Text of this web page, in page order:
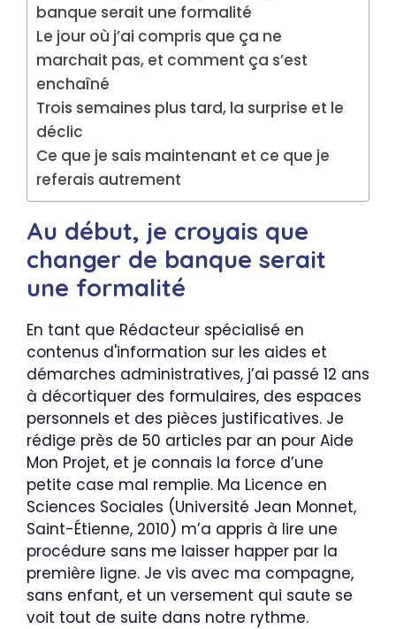
banque serait une formalité
Le jour où j’ai compris que ça ne
marchait pas, et comment ça s’est
enchaîné
Trois semaines plus tard, la surprise et le
déclic
Ce que je sais maintenant et ce que je
referais autrement
Au début, je croyais que
changer de banque serait
une formalité
En tant que Rédacteur spécialisé en
contenus d'information sur les aides et
démarches administratives, j’ai passé 12 ans
à décortiquer des formulaires, des espaces
personnels et des pièces justificatives. Je
rédige près de 50 articles par an pour Aide
Mon Projet, et je connais la force d’une
petite case mal remplie. Ma Licence en
Sciences Sociales (Université Jean Monnet,
Saint-Étienne, 2010) m’a appris à lire une
procédure sans me laisser happer par la
première ligne. Je vis avec ma compagne,
sans enfant, et un versement qui saute se
voit tout de suite dans notre rythme.